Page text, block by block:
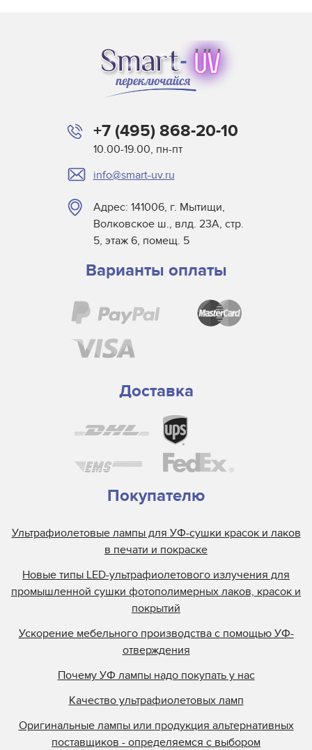
+7 (495) 868-20-10
10.00-19.00, пн-пт
info@smart-uv.ru
Адрес: 141006, г. Мытищи,
Волковское ш., влд. 23А, стр.
5, этаж 6, помещ. 5
Варианты оплаты
Доставка
Покупателю
Ультрафиолетовые лампы для УФ-сушки красок и лаков
в печати и покраске
Новые типы LED-ультрафиолетового излучения для
промышленной сушки фотополимерных лаков, красок и
покрытий
Ускорение мебельного производства с помощью УФ-
отверждения
Почему УФ лампы надо покупать у нас
Качество ультрафиолетовых ламп
Оригинальные лампы или продукция альтернативных
поставщиков - определяемся с выбором